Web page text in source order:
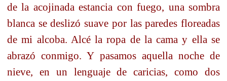
de la acojinada estancia con fuego, una sombra
blanca se deslizó suave por las paredes floreadas
de mi alcoba. Alcé la ropa de la cama y ella se
abrazó conmigo. Y pasamos aquella noche de
nieve, en un lenguaje de caricias, como dos